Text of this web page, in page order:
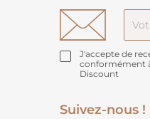
J'accepte de
conformément
Discount
Suivez-nous !